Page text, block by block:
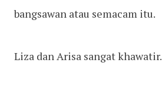
bangsawan atau semacam itu.
Liza dan Arisa sangat khawatir.